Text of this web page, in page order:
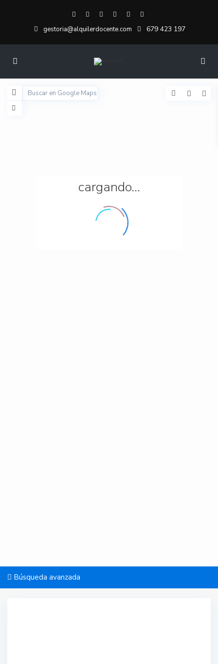
gestoria@alquilerdocente.com 679 423 197
cargando...
Búsqueda avanzada